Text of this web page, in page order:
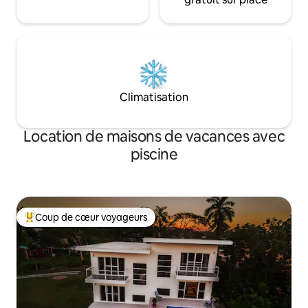
Climatisation
Location de maisons de vacances avec
piscine
Coups de cœur voyageurs les plus appréciés
Coup de cœur voyageurs